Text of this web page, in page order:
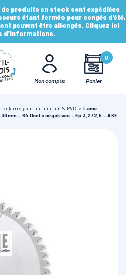
produits en stock sont expédiées
étant fermés pour congés d'été,
peuvent être allongés. Cliquez ici
d'informations.
Mon compte Panier
0
& FORETS
& DISQUES
PLAQUETTES
RUBAN
pour aluminium & PVC
Lame
- 64 Dents négatives - Ep 3,2/2,5 - AKE